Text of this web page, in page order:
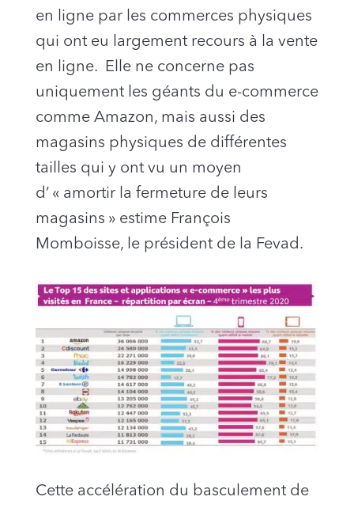
en ligne par les commerces physiques
qui ont eu largement recours à la vente
en ligne. Elle ne concerne pas
uniquement les géants du e-commerce
comme Amazon, mais aussi des
magasins physiques de différentes
tailles qui y ont vu un moyen
d’ « amortir la fermeture de leurs
magasins » estime François
Momboisse, le président de la Fevad.
Cette accélération du basculement de